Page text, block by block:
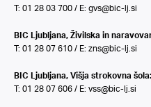
T: 01 28 03 700 / E: gvs@bic-lj.si
BIC Ljubljana, Živilska in
T: 01 28 07 610 / E: zns@bic-lj.si
BIC Ljubljana, Višja strokovna šola:
T: 01 28 07 606 / E: vss@bic-lj.si